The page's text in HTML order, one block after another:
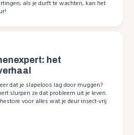
als je durft te wachten, kan het
het
dat je slapeloos lag door muggen?
slurpen ze dat probleem uit je leven.
voor alles wat je deur insect-vrij